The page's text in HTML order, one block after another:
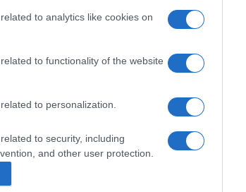
to analytics like cookies on
to functionality of the website
to personalization.
to security, including
and other user protection.